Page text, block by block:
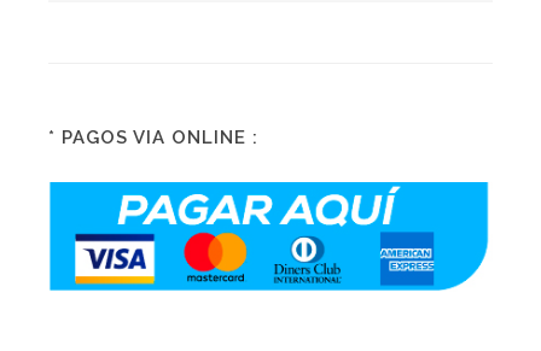
* PAGOS VIA ONLINE :